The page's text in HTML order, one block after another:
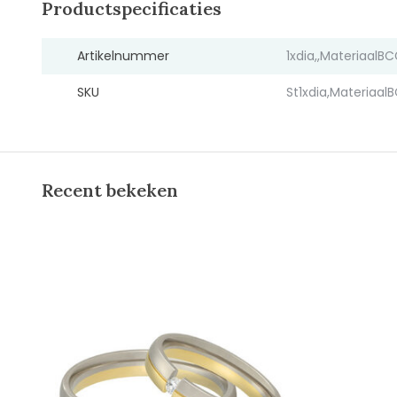
Productspecificaties
Artikelnummer
SKU
Recent bekeken